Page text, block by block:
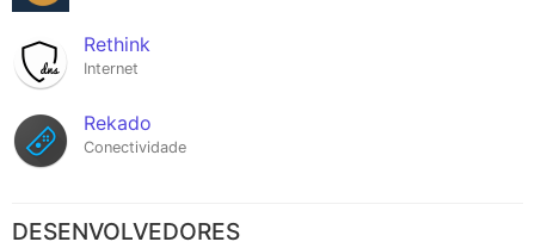
Rethink
Internet
Rekado
Conectividade
DESENVOLVEDORES